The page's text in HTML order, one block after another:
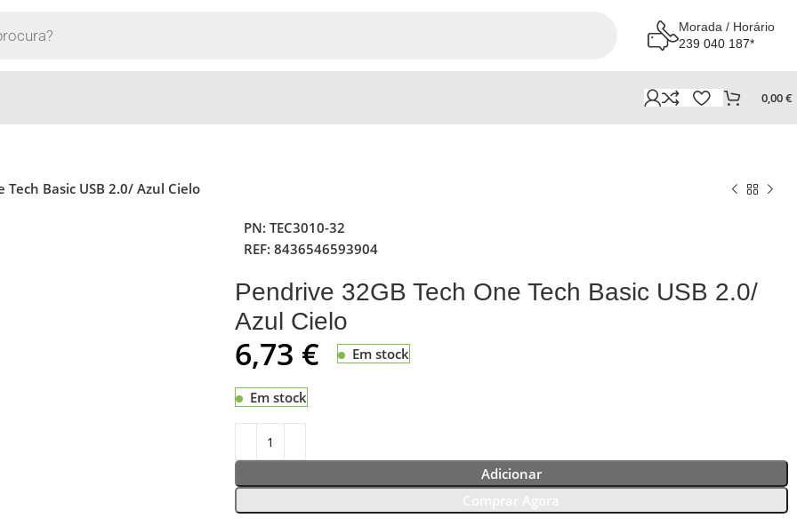
Morada / Horário
239 040 187*
0,00€
Tech Basic USB 2.0/ Azul Cielo
PN: TEC3010-32
REF: 8436546593904
Pendrive 32GB Tech One Tech Basic USB 2.0/
Azul Cielo
6,73 € Em stock
Em stock
Adicionar